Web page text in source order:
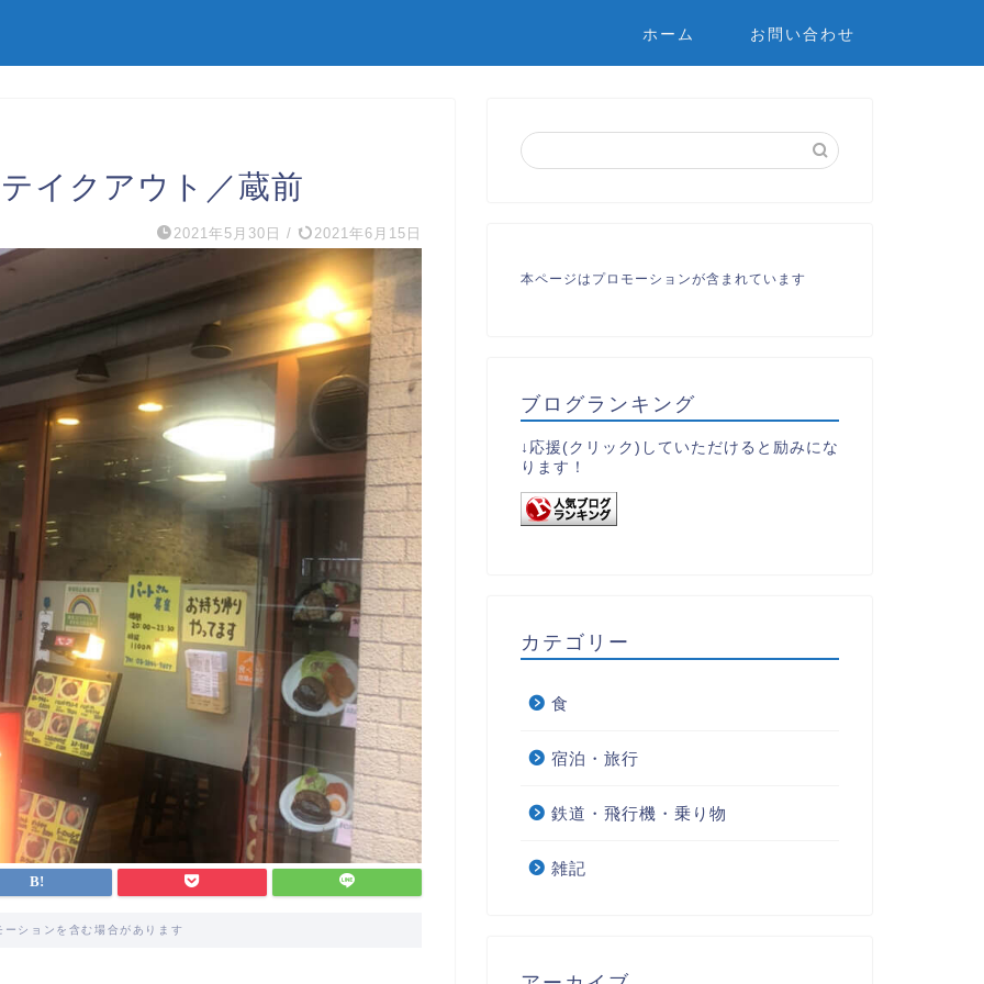
ホーム お問い合わせ
イクアウト／蔵前
2021年5月30日 / 2021年6月15日
ーションを含む場合があります
本ページはプロモーションが含まれています
ブログランキング
↓応援(クリック)していただけると励みにな
ります！
カテゴリー
食
宿泊・旅行
鉄道・飛行機・乗り物
雑記